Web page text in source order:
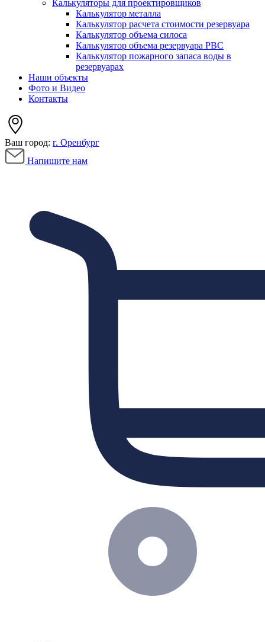
Калькуляторы для проектировщиков
Калькулятор металла
Калькулятор расчета стоимости резервуара
Калькулятор объема силоса
Калькулятор объема резервуара РВС
Калькулятор пожарного запаса воды в
резервуарах
Наши объекты
Фото и Видео
Контакты
Ваш город: г. Оренбург
Напишите нам